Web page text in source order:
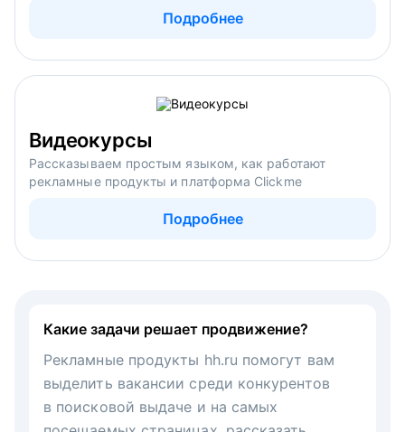
Подробнее
Видеокурсы
Рассказываем простым языком, как работают
рекламные продукты и платформа Clickme
Подробнее
Какие задачи решает продвижение?
Рекламные продукты hh.ru помогут вам
выделить вакансии среди конкурентов
в поисковой выдаче и на самых